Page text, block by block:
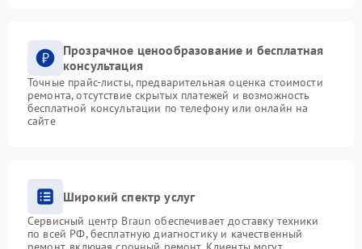
Прозрачное ценообразование и бесплатная
консультация
Точные прайс-листы, предварительная оценка стоимости
ремонта, отсутствие скрытых платежей и возможность
бесплатной консультации по телефону или онлайн на
сайте
Широкий спектр услуг
Сервисный центр Braun обеспечивает доставку техники
по всей РФ, бесплатную диагностику и качественный